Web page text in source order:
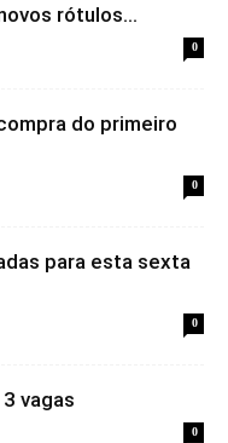
rótulos...
0
do primeiro
0
para esta sexta
0
vagas
0